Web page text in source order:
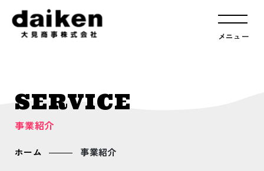
メニュー
SERVICE
事業紹介
ホーム 事業紹介